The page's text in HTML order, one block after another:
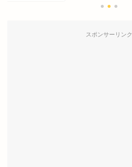
スポンサーリンク